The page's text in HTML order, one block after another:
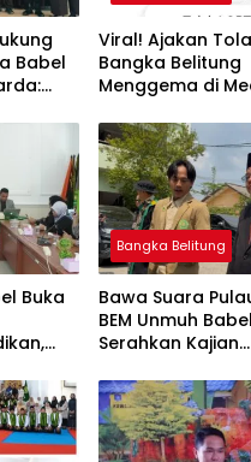
Babel
Viral! Ajakan
Bangka Belitung
Menggema di
Buka
Bangka Belitung
‎Bawa Suara
BEM Unmuh Babel
Serahkan Kajian
Menteri Abdul